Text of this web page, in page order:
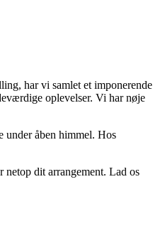
har vi samlet et imponerende
oplevelser. Vi har nøje
under åben himmel. Hos
netop dit arrangement. Lad os